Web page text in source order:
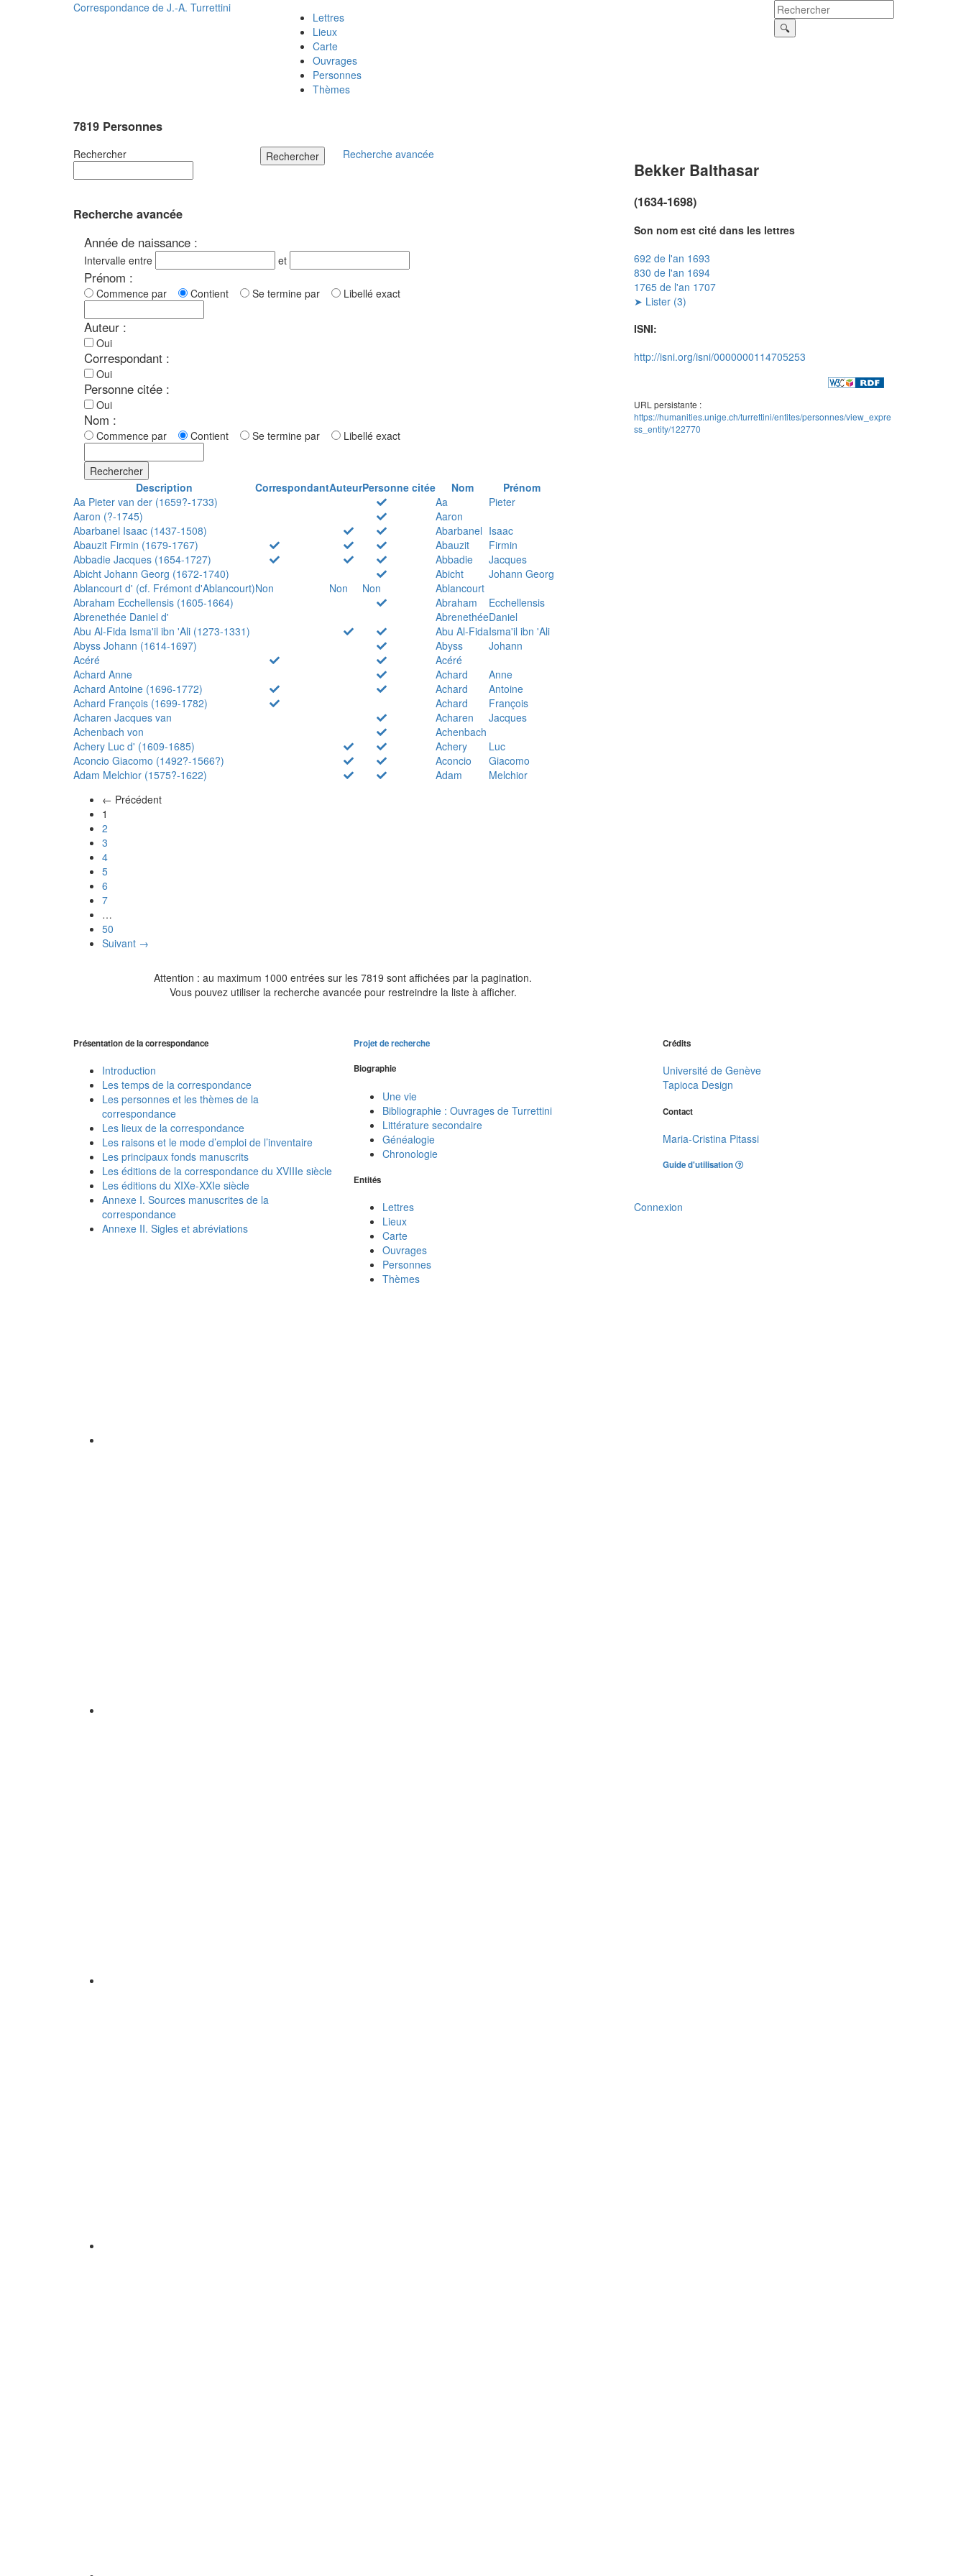
Correspondance de J.-A. Turrettini
Lettres
Lieux
Carte
Ouvrages
Personnes
Thèmes
7819 Personnes
Rechercher Rechercher Recherche avancée
Recherche avancée
Année de naissance :
Intervalle entre et
Prénom :
Commence par Contient Se termine par Libellé exact
Auteur :
Oui
Correspondant :
Oui
Personne citée :
Oui
Nom :
Commence par Contient Se termine par Libellé exact
Rechercher
Description
CorrespondantAuteurPersonne citée Nom
Prénom
Aa Pieter van der (1659?-1733)
Aa
Pieter
Aaron (?-1745)
Aaron
Abarbanel Isaac (1437-1508)
Abarbanel Isaac
Abauzit Firmin (1679-1767)
Abauzit
Firmin
Abbadie Jacques (1654-1727)
Abbadie
Jacques
Abicht Johann Georg (1672-1740)
Abicht
Johann Georg
Ablancourt d' (cf. Frémont d'Ablancourt)Non Non Non
Ablancourt
Abraham Ecchellensis (1605-1664)
Abraham
Ecchellensis
Abrenethée Daniel d'
AbrenethéeDaniel
Abu Al-Fida Isma'il ibn 'Ali (1273-1331)
Abu Al-FidaIsma'il ibn 'Ali
Abyss Johann (1614-1697)
Abyss
Johann
Acéré
Acéré
Achard Anne
Achard
Anne
Achard Antoine (1696-1772)
Achard
Antoine
Achard François (1699-1782)
Achard
François
Acharen Jacques van
Acharen
Jacques
Achenbach von
Achenbach
Achery Luc d' (1609-1685)
Achery
Luc
Aconcio Giacomo (1492?-1566?)
Aconcio
Giacomo
Adam Melchior (1575?-1622)
Adam
Melchior
← Précédent
1
2
3
4
5
6
7
…
50
Suivant →
Attention : au maximum 1000 entrées sur les 7819 sont affichées par la pagination.
Vous pouvez utiliser la recherche avancée pour restreindre la liste à afficher.
Bekker Balthasar
(1634-1698)
Son nom est cité dans les lettres
692 de l'an 1693
830 de l'an 1694
1765 de l'an 1707
➤ Lister (3)
ISNI:
http://isni.org/isni/0000000114705253
URL persistante :
https://humanities.unige.ch/turrettini/entites/personnes/view_expre
ss_entity/122770
Présentation de la correspondance
Introduction
Les temps de la correspondance
Les personnes et les thèmes de la
correspondance
Les lieux de la correspondance
Les raisons et le mode d’emploi de l’inventaire
Les principaux fonds manuscrits
Les éditions de la correspondance du XVIIIe siècle
Les éditions du XIXe-XXIe siècle
Annexe I. Sources manuscrites de la
correspondance
Annexe II. Sigles et abréviations
Projet de recherche
Biographie
Une vie
Bibliographie : Ouvrages de Turrettini
Littérature secondaire
Généalogie
Chronologie
Entités
Lettres
Lieux
Carte
Ouvrages
Personnes
Thèmes
Crédits
Université de Genève
Tapioca Design
Contact
Maria-Cristina Pitassi
Guide d'utilisation
Connexion